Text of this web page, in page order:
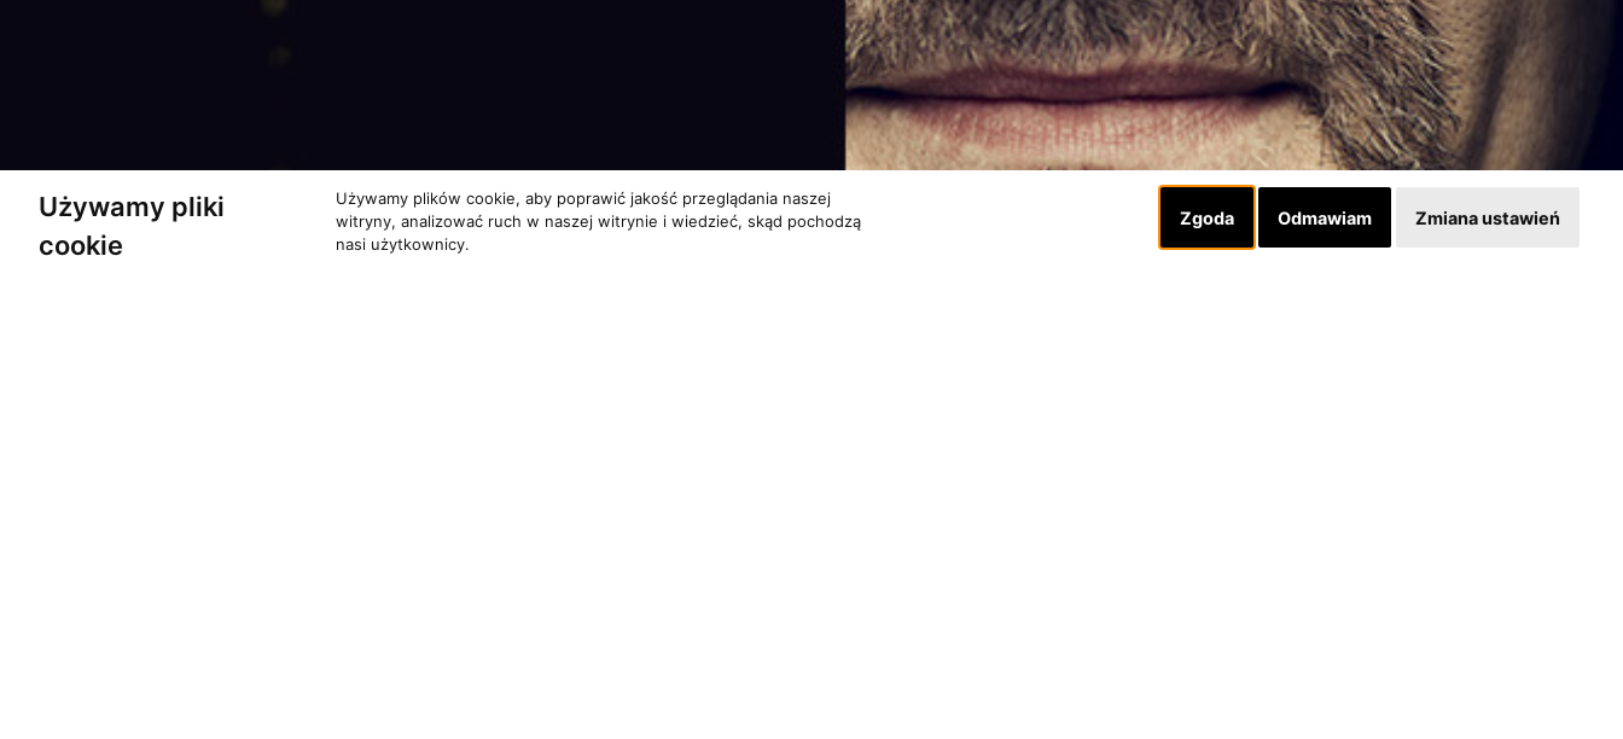
Używamy pliki
cookie
Używamy plików cookie, aby poprawić jakość przeglądania naszej
witryny, analizować ruch w naszej witrynie i wiedzieć, skąd pochodzą
nasi użytkownicy.
Zgoda Odmawiam Zmiana ustawień